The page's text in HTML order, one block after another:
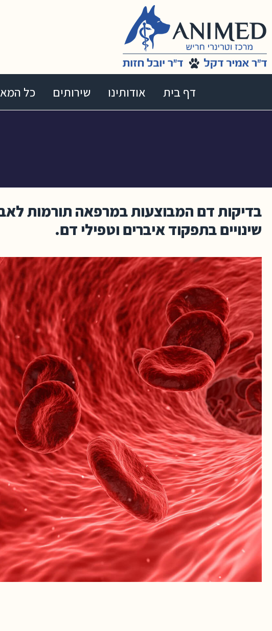
דף בית אודותינו שירותים כל
בדיקות דם המבוצעות במרפאה תורמות
שינויים בתפקוד איברים וטפילי דם.